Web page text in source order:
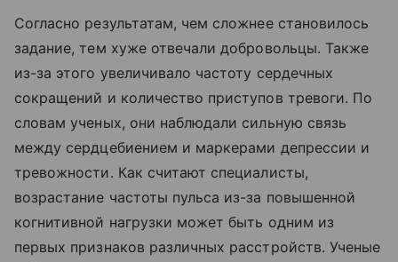
Согласно результатам, чем сложнее становилось
задание, тем хуже отвечали добровольцы. Также
из-за этого увеличивало частоту сердечных
сокращений и количество приступов тревоги. По
словам ученых, они наблюдали сильную связь
между сердцебиением и маркерами депрессии и
тревожности. Как считают специалисты,
возрастание частоты пульса из-за повышенной
когнитивной нагрузки может быть одним из
первых признаков различных расстройств. Ученые